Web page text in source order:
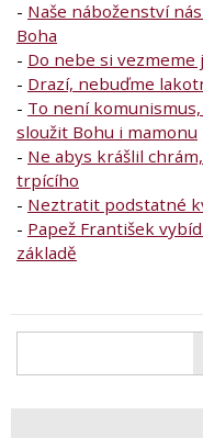
- Naše náboženství
Boha
- Do nebe si
- Drazí, nebuďme
- To není
sloužit Bohu i mamonu
- Ne abys krášlil
trpícího
- Neztratit podstatné
- Papež František
základě